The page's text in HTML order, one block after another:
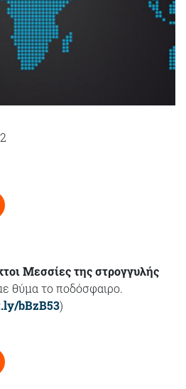
Μεσσίες της στρογγυλής
θύμα το ποδόσφαιρο.
bBzB53)